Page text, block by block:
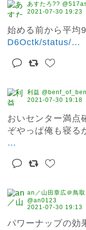
あすたろ??
2021-07-30 19:23
始める前から平均
D6Octk/status/…
利益
2021-07-30 19:18
おいセンター満点
ぞやっぱ俺も寝る
…
an／山田章広＠鳥
@an0123
2021-07-30 19:13
パワーナップの効